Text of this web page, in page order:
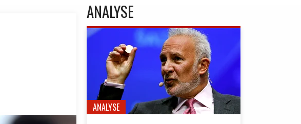
ANALYSE
ANALYSE